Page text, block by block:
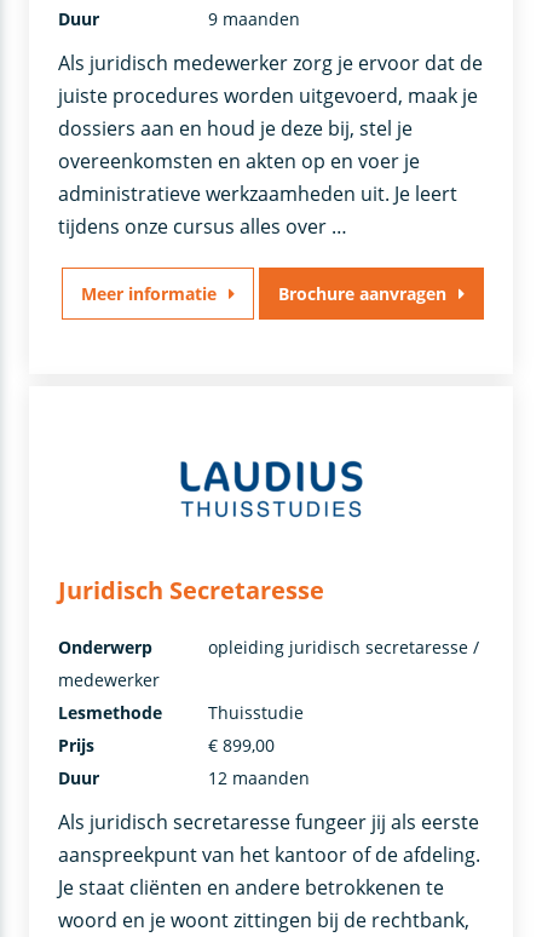
Als juridisch medewerker zorg je ervoor dat de
juiste procedures worden uitgevoerd, maak je
dossiers aan en houd je deze bij, stel je
overeenkomsten en akten op en voer je
administratieve werkzaamheden uit. Je leert
tijdens onze cursus alles over …
Duur
9 maanden
Meer informatie Brochure aanvragen
Juridisch Secretaresse
Als juridisch secretaresse fungeer jij als eerste
aanspreekpunt van het kantoor of de afdeling.
Je staat cliënten en andere betrokkenen te
woord en je woont zittingen bij de rechtbank,
Onderwerp
opleiding juridisch secretaresse /
medewerker
Lesmethode
Thuisstudie
Prijs
€ 899,00
Duur
12 maanden